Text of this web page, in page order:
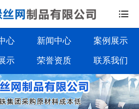
钢格板系列
钢格栅板系列
沟盖板系列
踏步板系列

心 新闻中心 案例展示
示 荣誉资质 联系我们